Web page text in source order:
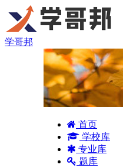
学哥邦
首页
学校库
专业库
题库